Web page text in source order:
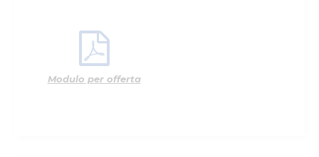
Modulo per offerta